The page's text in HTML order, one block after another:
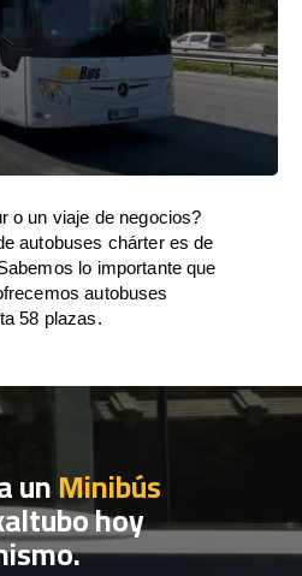
o un viaje de negocios?
autobuses chárter es de
lo importante que
autobuses
58 plazas.
unMinibús
hoy